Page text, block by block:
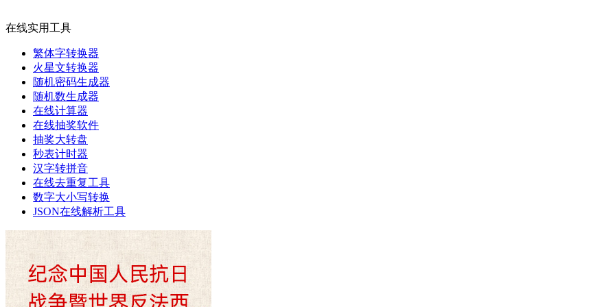
在线实用工具
繁体字转换器
火星文转换器
随机密码生成器
随机数生成器
在线计算器
在线抽奖软件
抽奖大转盘
秒表计时器
汉字转拼音
在线去重复工具
数字大小写转换
JSON在线解析工具